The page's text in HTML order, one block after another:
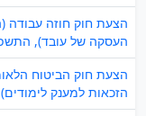
הצעת חוק חוזה עבודה
העסקה של עובד), התשפ"ג-
הצעת חוק הביטוח
הזכאות למענק לימודים),